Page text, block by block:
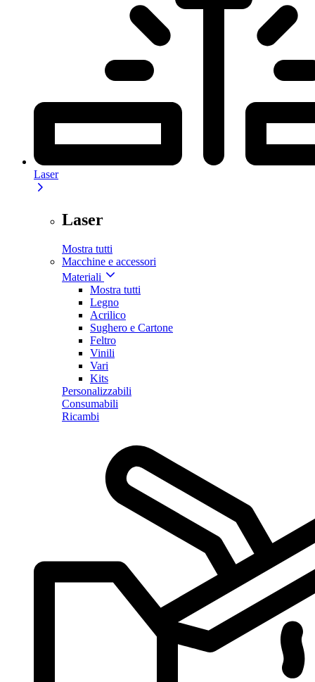
Laser
Laser
Mostra tutti
Macchine e accessori
Materiali
Mostra tutti
Legno
Acrilico
Sughero e Cartone
Feltro
Vinili
Vari
Kits
Personalizzabili
Consumabili
Ricambi